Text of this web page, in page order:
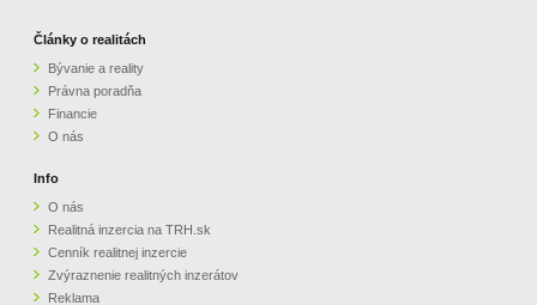
KONTAKT
Články o realitách
Bývanie a reality
Právna poradňa
Financie
O nás
Info
O nás
Realitná inzercia na TRH.sk
Cenník realitnej inzercie
Zvýraznenie realitných inzerátov
Reklama